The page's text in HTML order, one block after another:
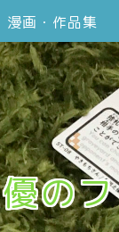
漫画・作品集
優の